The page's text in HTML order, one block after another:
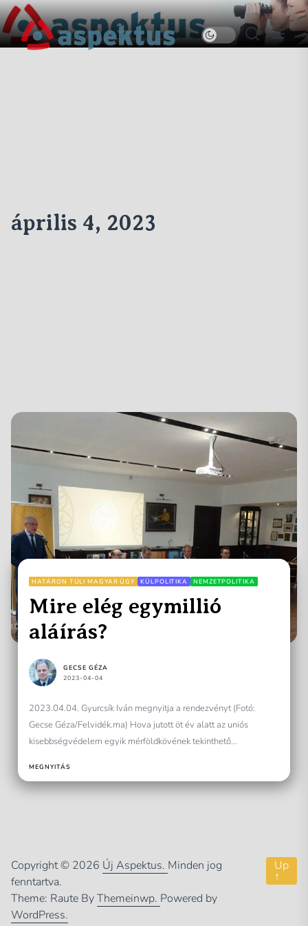
Skip
to
the
Új
Aspektus
április 4, 2023
HATÁRON TÚLI MAGYAR ÜGY KÜLPOLITIKA NEMZETPOLITIKA
Mire elég egymillió
aláírás?
GECSE GÉZA
2023-04-04
2023.04.04. Gyurcsík Iván megnyitja a rendezvényt (Fotó:
Gecse Géza/Felvidék.ma) Hova jutott öt év alatt az uniós
kisebbségvédelem egyik mérföldkövének tekinthető
MEGNYITÁS
Copyright © 2026 Új Aspektus. Minden jog
fenntartva.
Theme: Raute ByThemeinwp. Powered by
WordPress.
Up
↑